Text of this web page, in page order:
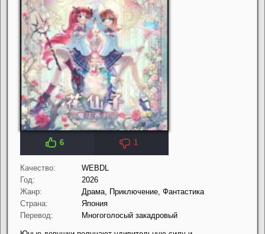
6 1
Качество:
WEBDL
Год:
2026
Жанр:
Драма, Приключение, Фантастика
Страна:
Япония
Перевод:
Многоголосый закадровый